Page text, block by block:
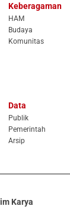
Keberagaman
HAM
Budaya
Komunitas
Data
Publik
Pemerintah
Arsip
Karya